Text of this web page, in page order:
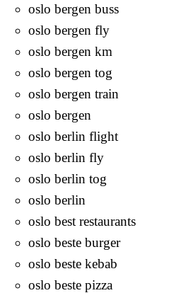
oslo bergen buss
oslo bergen fly
oslo bergen km
oslo bergen tog
oslo bergen train
oslo bergen
oslo berlin flight
oslo berlin fly
oslo berlin tog
oslo berlin
oslo best restaurants
oslo beste burger
oslo beste kebab
oslo beste pizza